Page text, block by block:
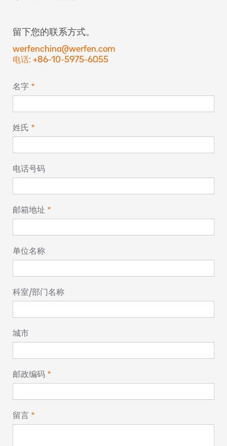
留下您的联系方式。
werfenchina@werfen.com
电话: +86-10-5975-6055
名字
姓氏
电话号码
邮箱地址
单位名称
科室/部门名称
城市
邮政编码
留言